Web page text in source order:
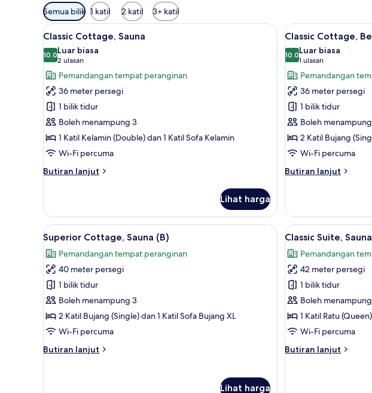
Penapis
yang
tersedia
untuk
bilik
Semua bilik 1 katil 2 katil 3+ katil
Lihat
semua
foto
untuk
Classic
Cottage,
Sauna
Langsir/tirai gelap terus, kalis bunyi, seterika/papan seterika
10
Classic Cottage, Sauna
10.010.0 daripada 10
Luar biasa
2 ulasan
(2
ulasan)
Pemandangan tempat peranginan
36 meter persegi
1 bilik tidur
Boleh menampung 3
1 Katil Kelamin (Double) dan 1 Katil Sofa Kelamin
Wi-Fi percuma
Butiran lanjut
Butiran
Cottage,
Sauna
Lihat harga
Lihat
semua
foto
untuk
Classic
Cottage,
Berbilang
Katil,
Sauna
10
Classic Cottage,
10.010.0 daripada 10
Luar biasa
1 ulasan
(1
ulasan)
Pemandangan
36 meter persegi
1 bilik tidur
Boleh
2 Katil Bujang
Wi-Fi percuma
Butiran lanjut
Butiran
Cottage,
Berbilang
Katil,
Lihat
semua
foto
untuk
Superior
Cottage,
Sauna
(B)
Superior Cottage, Sauna (B) | Ruang tamu | 37 inci
12
Superior Cottage, Sauna (B)
Pemandangan tempat peranginan
40 meter persegi
1 bilik tidur
Boleh menampung 3
2 Katil Bujang (Single) dan 1 Katil Sofa Bujang XL
Wi-Fi percuma
Butiran lanjut
Butiran
Lihat harga
Lihat
semua
foto
untuk
Classic
Suite,
Sauna
12
Classic Suite, Sauna
Pemandangan
42 meter persegi
1 bilik tidur
Boleh
1 Katil Ratu
Wi-Fi percuma
Butiran lanjut
Butiran